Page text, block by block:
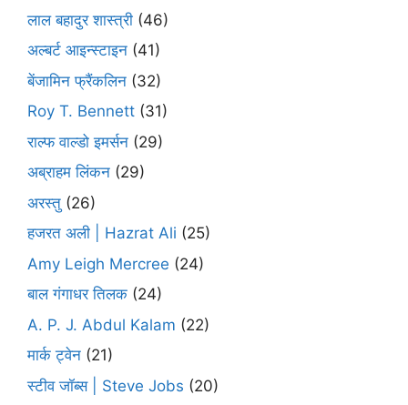
लाल बहादुर शास्त्री (46)
अल्बर्ट आइन्स्टाइन (41)
बेंजामिन फ्रैंकलिन (32)
Roy T. Bennett (31)
राल्फ वाल्डो इमर्सन (29)
अब्राहम लिंकन (29)
अरस्तु (26)
हजरत अली | Hazrat Ali (25)
Amy Leigh Mercree (24)
बाल गंगाधर तिलक (24)
A. P. J. Abdul Kalam (22)
मार्क ट्वेन (21)
स्टीव जॉब्स | Steve Jobs (20)